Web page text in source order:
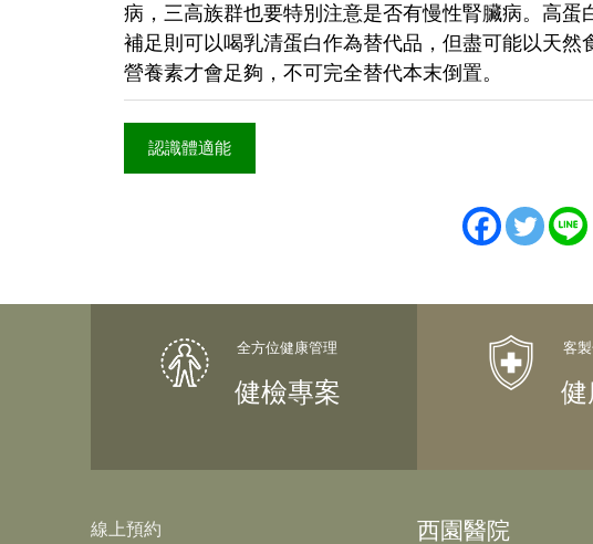
病，三高族群也要特別注意是否有慢性腎臟病。高
補足則可以喝乳清蛋白作為替代品，但盡可能以天
營養素才會足夠，不可完全替代本末倒置。
認識體適能
健檢專案 健
線上預約 西園醫院